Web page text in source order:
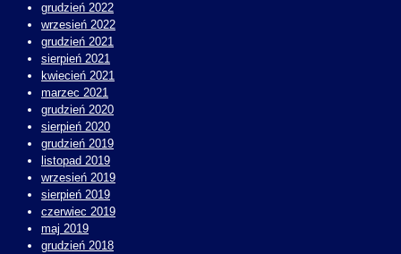
grudzień 2022
wrzesień 2022
grudzień 2021
sierpień 2021
kwiecień 2021
marzec 2021
grudzień 2020
sierpień 2020
grudzień 2019
listopad 2019
wrzesień 2019
sierpień 2019
czerwiec 2019
maj 2019
grudzień 2018